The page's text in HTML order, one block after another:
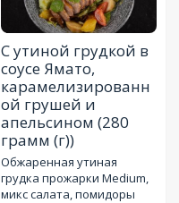
С утиной грудкой в
соусе Ямато,
карамелизированн
ой грушей и
апельсином (280
грамм (г))
Обжаренная утиная
грудка прожарки Medium,
микс салата, помидоры